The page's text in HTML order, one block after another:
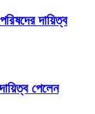
দায়িত্ব
পেলেন